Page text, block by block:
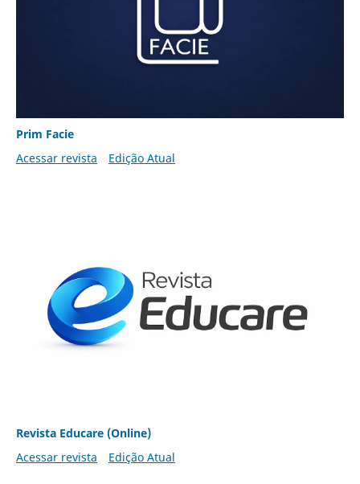
Prim Facie
Acessar revista
Edição Atual
Revista Educare (Online)
Acessar revista
Edição Atual